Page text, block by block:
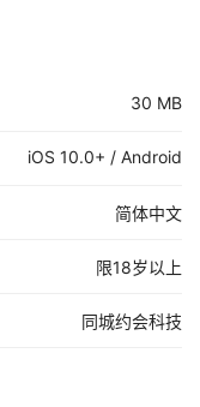
30 MB
iOS 10.0+ / Android
简体中文
限18岁以上
同城约会科技